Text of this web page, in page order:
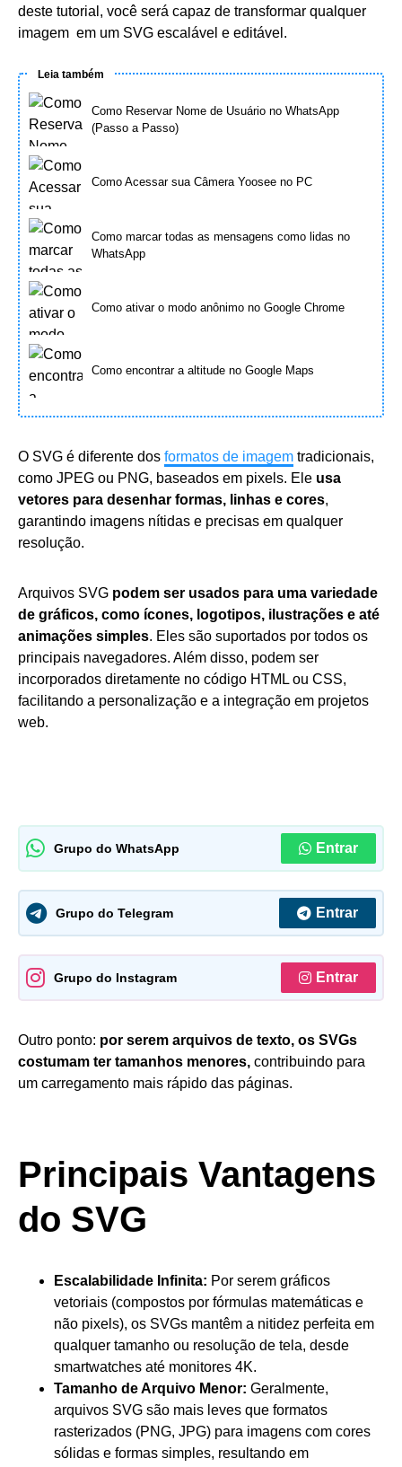
deste tutorial, você será capaz de transformar qualquer
imagem em um SVG escalável e editável.
Leia também
Como Reservar Nome de Usuário no WhatsApp
(Passo a Passo)
Como Acessar sua Câmera Yoosee no PC
Como marcar todas as mensagens como lidas no
WhatsApp
Como ativar o modo anônimo no Google Chrome
Como encontrar a altitude no Google Maps
O SVG é diferente dos formatos de imagem tradicionais,
como JPEG ou PNG, baseados em pixels. Ele usa
vetores para desenhar formas, linhas e cores,
garantindo imagens nítidas e precisas em qualquer
resolução.
Arquivos SVG podem ser usados para uma variedade
de gráficos, como ícones, logotipos, ilustrações e até
animações simples. Eles são suportados por todos os
principais navegadores. Além disso, podem ser
incorporados diretamente no código HTML ou CSS,
facilitando a personalização e a integração em projetos
web.
Grupo do WhatsApp Entrar
Grupo do Telegram Entrar
Grupo do Instagram Entrar
Outro ponto: por serem arquivos de texto, os SVGs
costumam ter tamanhos menores, contribuindo para
um carregamento mais rápido das páginas.
Principais Vantagens
do SVG
Escalabilidade Infinita: Por serem gráficos
vetoriais (compostos por fórmulas matemáticas e
não pixels), os SVGs mantêm a nitidez perfeita em
qualquer tamanho ou resolução de tela, desde
smartwatches até monitores 4K.
Tamanho de Arquivo Menor: Geralmente,
arquivos SVG são mais leves que formatos
rasterizados (PNG, JPG) para imagens com cores
sólidas e formas simples, resultando em